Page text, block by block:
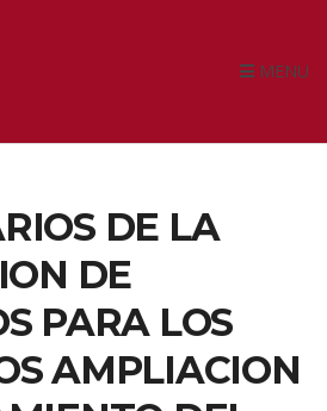
MENU
DE LA
DE
PARA LOS
AMPLIACION